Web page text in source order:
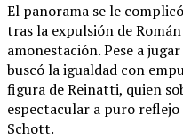
El panorama se le
tras la expulsión de
amonestación. Pese a
buscó la igualdad con
figura de Reinatti, quien
espectacular a puro
Schott.